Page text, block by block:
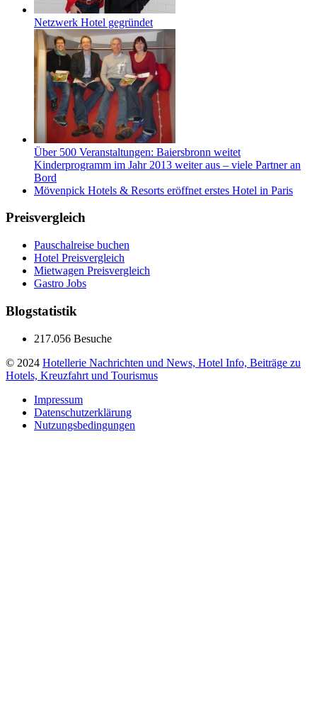
Netzwerk Hotel gegründet
Über 500 Veranstaltungen: Baiersbronn weitet
Kinderprogramm im Jahr 2013 weiter aus – viele Partner an
Bord
Mövenpick Hotels & Resorts eröffnet erstes Hotel in Paris
Preisvergleich
Pauschalreise buchen
Hotel Preisvergleich
Mietwagen Preisvergleich
Gastro Jobs
Blogstatistik
217.056 Besuche
© 2024 Hotellerie Nachrichten und News, Hotel Info, Beiträge zu
Hotels, Kreuzfahrt und Tourismus
Impressum
Datenschutzerklärung
Nutzungsbedingungen